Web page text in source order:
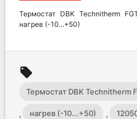
Термостат DBK Technitherm
нагрев (-10...+50)
local_offer
Термостат DBK Technitherm
контакт
, нагрев (-10...+50) ,